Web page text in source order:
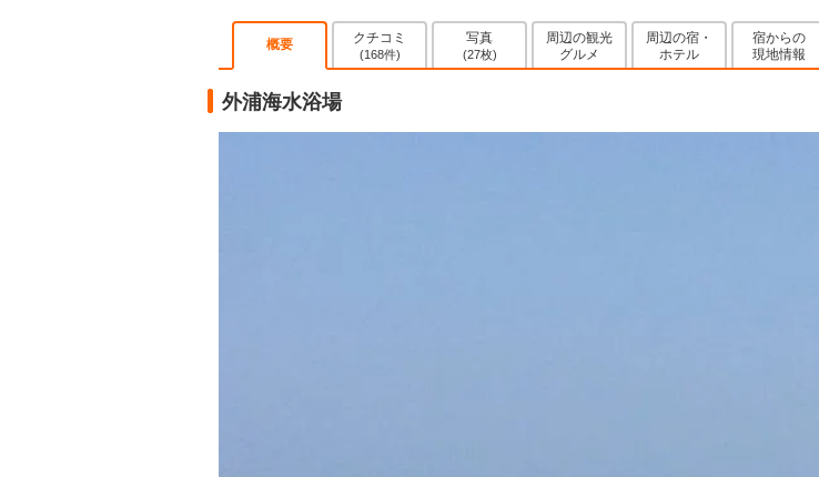
概要 クチコミ
(168件)
写真
(27枚)
周辺の観光
グルメ
周辺の宿・
ホテル
宿からの
現地情報
外浦海水浴場